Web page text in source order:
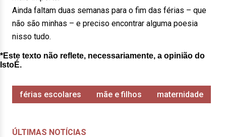
Ainda faltam duas semanas para o fim das férias – que
não são minhas – e preciso encontrar alguma poesia
nisso tudo.
*Este texto não reflete, necessariamente, a opinião do
IstoÉ.
férias escolares mãe e filhos maternidade